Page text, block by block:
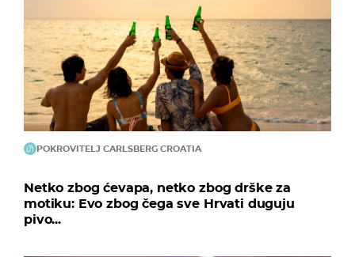
POKROVITELJ CARLSBERG CROATIA
Netko zbog ćevapa, netko zbog drške za
motiku: Evo zbog čega sve Hrvati duguju
pivo...